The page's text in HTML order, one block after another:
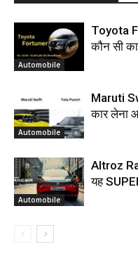
Automobile
Toyota
कौन सी
Automobile
Maruti
कार लेना
Automobile
Altroz
यह